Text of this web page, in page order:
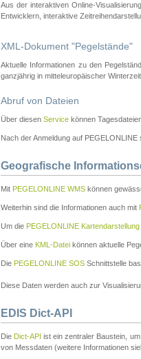
Aus der interaktiven Online-
Entwicklern, interaktive
XML-Dokument "Pegelstände"
Aktuelle Informationen zu den
ganzjährig in mitteleuropäischer
Abruf von Dateien
Über diesen Service können
Nach der Anmeldung auf
Geografische
Mit PEGELONLINE WMS können
Weiterhin sind die Informationen auch mit
Um die PEGELONLINE Kartendarstellung
Über eine KML-Datei können aktuelle
Die PEGELONLINE SOS Schnittstelle
Diese Daten werden auch zur
EDIS Dict-API
Die Dict-API ist ein zentraler Baustein,
von Messdaten (weitere Informationen